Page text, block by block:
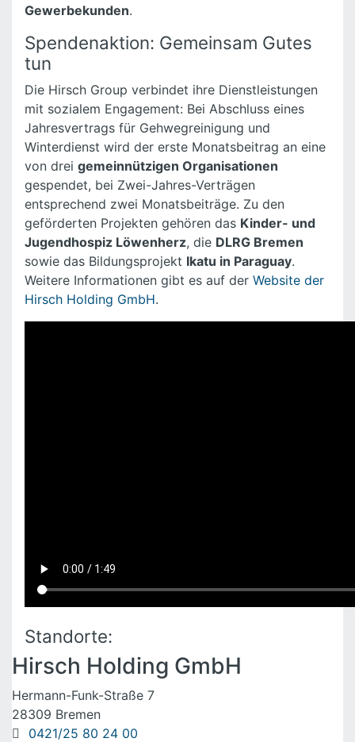
Gewerbekunden.
Spendenaktion: Gemeinsam Gutes
tun
Die Hirsch Group verbindet ihre Dienstleistungen
mit sozialem Engagement: Bei Abschluss eines
Jahresvertrags für Gehwegreinigung und
Winterdienst wird der erste Monatsbeitrag an eine
von drei gemeinnützigen Organisationen
gespendet, bei Zwei-Jahres-Verträgen
entsprechend zwei Monatsbeiträge. Zu den
geförderten Projekten gehören das Kinder- und
Jugendhospiz Löwenherz, die DLRG Bremen
sowie das Bildungsprojekt Ikatu in Paraguay.
Weitere Informationen gibt es auf der Website der
Hirsch Holding GmbH.
Standorte:
Hirsch Holding GmbH
Hermann-Funk-Straße 7
28309 Bremen
0421/25 80 24 00